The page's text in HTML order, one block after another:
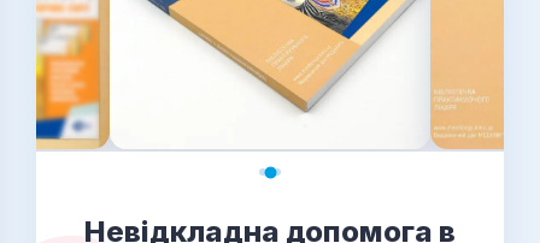
Невідкладна допомога в